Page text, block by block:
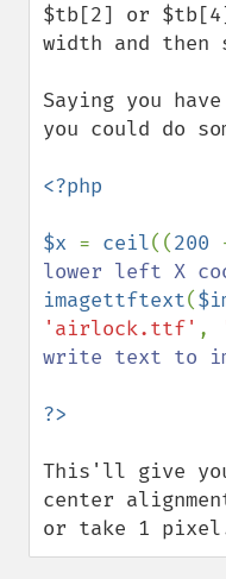
$tb[2] or
width and then
Saying you
you could do
<?php
$x = ceil((200
imagettftext(
'airlock.ttf' ,
write text to
This'll give
center
or take 1